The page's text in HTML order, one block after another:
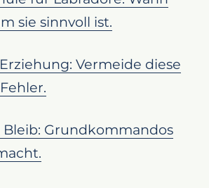
sie sinnvoll ist.
Vermeide diese
Bleib: Grundkommandos